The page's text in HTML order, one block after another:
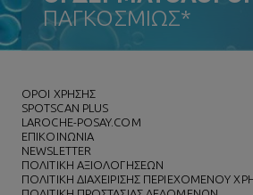
ΠΑΓΚΟΣΜΙΩΣ*
ΌΡΟΙ ΧΡΗΣΗΣ
SPOTSCAN PLUS
LAROCHE-POSAY.COM
ΕΠΙΚΟΙΝΩΝΙΑ
NEWSLETTER
ΠΟΛΙΤΙΚΗ ΑΞΙΟΛΟΓΗΣΕΩΝ
ΠΟΛΙΤΙΚΗ ΔΙΑΧΕΙΡΙΣΗΣ ΠΕΡΙΕΧΟΜΕΝΟΥ